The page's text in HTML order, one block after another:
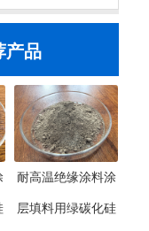
产品
耐高温绝缘涂料涂
层填料用绿碳化硅